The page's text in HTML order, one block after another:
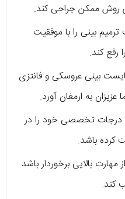
روش ممکن جراحی کند.
بینی را با موفقیت
کند.
بینی عروسکی و فانتزی
به ارمغان آورد.
درجات تخصصی خود را در
کرده باشد.
بالایی برخوردار باشد
کند.